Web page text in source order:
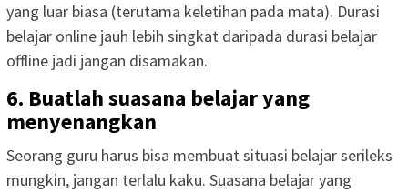
yang luar biasa (terutama keletihan pada mata). Durasi
belajar online jauh lebih singkat daripada durasi belajar
offline jadi jangan disamakan.
6. Buatlah suasana belajar yang
menyenangkan
Seorang guru harus bisa membuat situasi belajar serileks
mungkin, jangan terlalu kaku. Suasana belajar yang